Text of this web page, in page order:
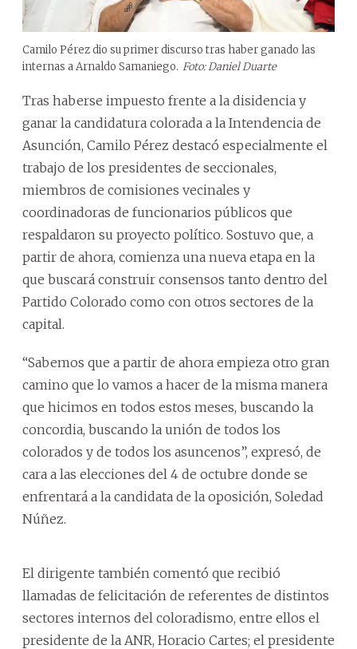
Camilo Pérez dio su primer discurso tras haber ganado las
internas a Arnaldo Samaniego. Foto: Daniel Duarte
Tras haberse impuesto frente a la disidencia y
ganar la candidatura colorada a la Intendencia de
Asunción, Camilo Pérez destacó especialmente el
trabajo de los presidentes de seccionales,
miembros de comisiones vecinales y
coordinadoras de funcionarios públicos que
respaldaron su proyecto político. Sostuvo que, a
partir de ahora, comienza una nueva etapa en la
que buscará construir consensos tanto dentro del
Partido Colorado como con otros sectores de la
capital.
“Sabemos que a partir de ahora empieza otro gran
camino que lo vamos a hacer de la misma manera
que hicimos en todos estos meses, buscando la
concordia, buscando la unión de todos los
colorados y de todos los asuncenos”, expresó, de
cara a las elecciones del 4 de octubre donde se
enfrentará a la candidata de la oposición, Soledad
Núñez.
El dirigente también comentó que recibió
llamadas de felicitación de referentes de distintos
sectores internos del coloradismo, entre ellos el
presidente de la ANR, Horacio Cartes; el presidente